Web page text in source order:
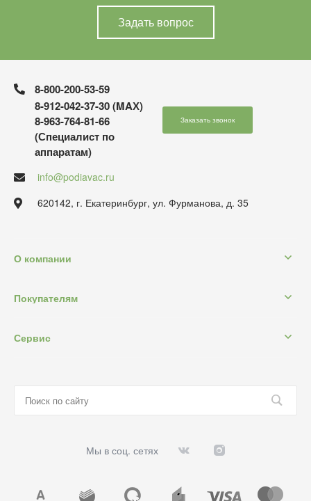
Задать вопрос
8-800-200-53-59
8-912-042-37-30 (MAХ)
8-963-764-81-66
(Специалист по
аппаратам)
Заказать звонок
info@podiavac.ru
620142, г. Екатеринбург, ул. Фурманова, д. 35
О компании
Покупателям
Сервис
Мы в соц. сетях